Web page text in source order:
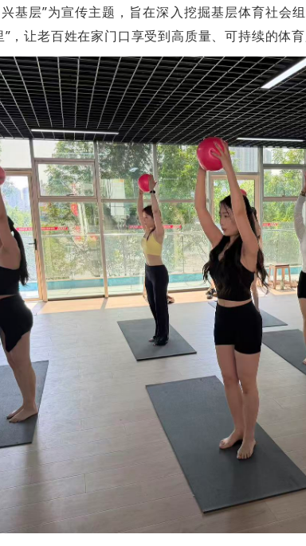
基层”为宣传主题，旨在深入挖掘基层体育社会
，让老百姓在家门口享受到高质量、可持续的体育